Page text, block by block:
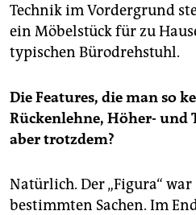
Technik im Vordergrund
ein Möbelstück für zu
typischen Bürodrehstuhl.
Die Features, die man so
Rückenlehne, Höher- und
aber trotzdem?
Natürlich. Der „Figura“
bestimmten Sachen. Im